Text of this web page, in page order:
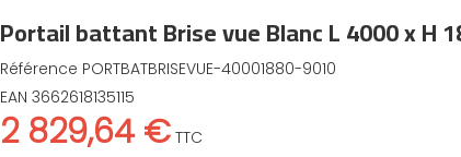
Portail battant Brise vue Blanc L 4000 x H
Référence PORTBATBRISEVUE-40001880-9010
EAN 3662618135115
2 829,64 € TTC